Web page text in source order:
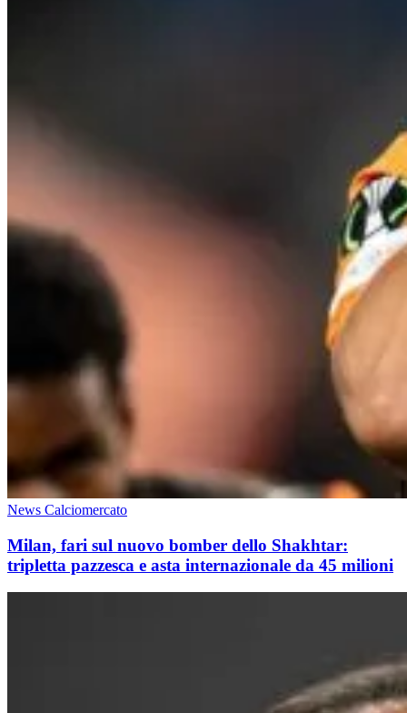
News Calciomercato
Milan, fari sul nuovo bomber dello Shakhtar:
tripletta pazzesca e asta internazionale da 45 milioni